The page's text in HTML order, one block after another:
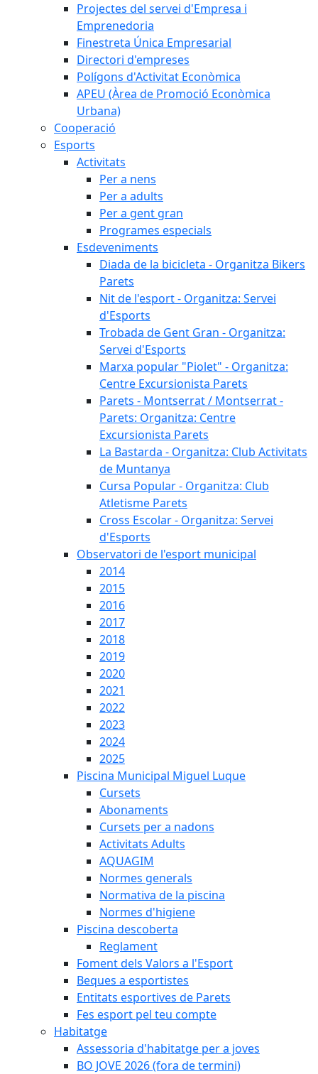
Projectes del servei d'Empresa i
Emprenedoria
Finestreta Única Empresarial
Directori d'empreses
Polígons d'Activitat Econòmica
APEU (Àrea de Promoció Econòmica
Urbana)
Cooperació
Esports
Activitats
Per a nens
Per a adults
Per a gent gran
Programes especials
Esdeveniments
Diada de la bicicleta - Organitza Bikers
Parets
Nit de l'esport - Organitza: Servei
d'Esports
Trobada de Gent Gran - Organitza:
Servei d'Esports
Marxa popular "Piolet" - Organitza:
Centre Excursionista Parets
Parets - Montserrat / Montserrat -
Parets: Organitza: Centre
Excursionista Parets
La Bastarda - Organitza: Club Activitats
de Muntanya
Cursa Popular - Organitza: Club
Atletisme Parets
Cross Escolar - Organitza: Servei
d'Esports
Observatori de l'esport municipal
2014
2015
2016
2017
2018
2019
2020
2021
2022
2023
2024
2025
Piscina Municipal Miguel Luque
Cursets
Abonaments
Cursets per a nadons
Activitats Adults
AQUAGIM
Normes generals
Normativa de la piscina
Normes d'higiene
Piscina descoberta
Reglament
Foment dels Valors a l'Esport
Beques a esportistes
Entitats esportives de Parets
Fes esport pel teu compte
Habitatge
Assessoria d'habitatge per a joves
BO JOVE 2026 (fora de termini)